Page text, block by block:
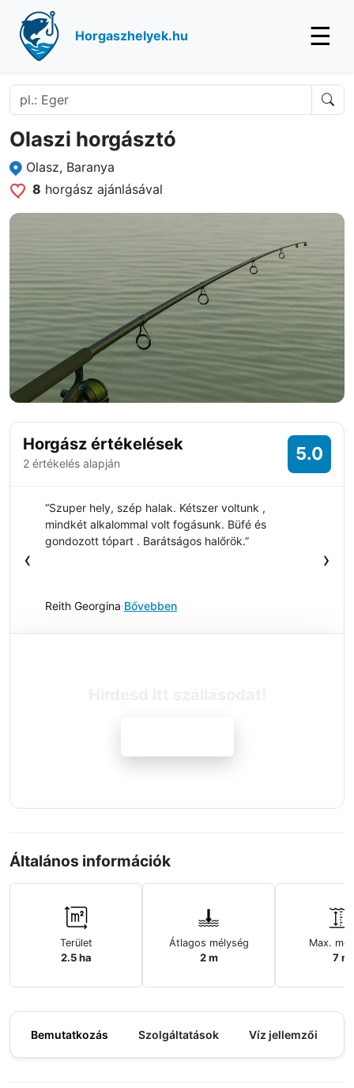
Horgaszhelyek.hu ☰
Olaszi horgásztó
Olasz, Baranya
8 horgász ajánlásával
Horgász értékelések
2 értékelés alapján 5.0
‹
“Szuper hely, szép halak. Kétszer voltunk ,
mindkét alkalommal volt fogásunk. Büfé és
gondozott tópart . Barátságos halőrök.”
Reith Georgina·Bővebben
›
Általános információk
Terület
2.5 ha
Átlagos mélység
2 m
Max.
7 m
Bemutatkozás Szolgáltatások Víz jellemzői